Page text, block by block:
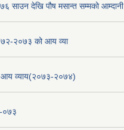
साउन देखि पौष मसान्त सम्मको आम्दानी
२०७३ को आय व्या
व्याय(२०७३-२०७४)
०७३